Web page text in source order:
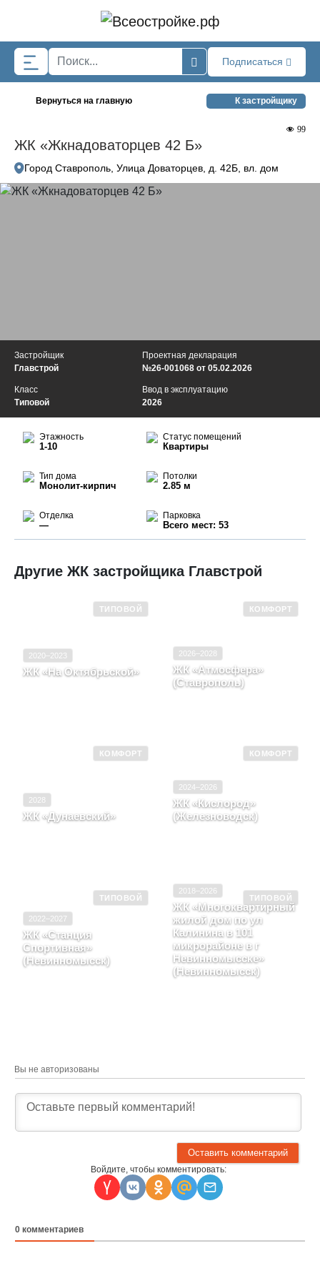
Подписаться
Вернуться на главную К застройщику
ЖК «Жкнадоваторцев 42 Б»
99
Город Ставрополь, Улица Доваторцев, д. 42Б, вл. дом
Застройщик
Главстрой
Проектная декларация
№26-001068 от 05.02.2026
Ввод в эксплуатацию
2026
Класс
Типовой
Этажность
1-10
Статус помещений
Квартиры
Тип дома
Монолит-кирпич
Потолки
2.85 м
Отделка
—
Парковка
Всего мест: 53
Другие ЖК застройщика Главстрой
ТИПОВОЙ
2020–2023
ЖК «На Октябрьской»
КОМФОРТ
2026–2028
ЖК «Атмосфера»
(Ставрополь)
КОМФОРТ
2028
ЖК «Дунаевский»
КОМФОРТ
2024–2026
ЖК «Кислород»
(Железноводск)
ТИПОВОЙ
2022–2027
ЖК «Станция
Спортивная»
(Невинномысск)
ТИПОВОЙ
2018–2026
ЖК «Многоквартирный
жилой дом по ул
Калинина в 101
микрорайоне в г
Невинномысске»
(Невинномысск)
Вы не авторизованы
Войдите, чтобы комментировать:
0 комментариев